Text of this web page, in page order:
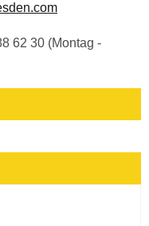
62 30 (Montag -